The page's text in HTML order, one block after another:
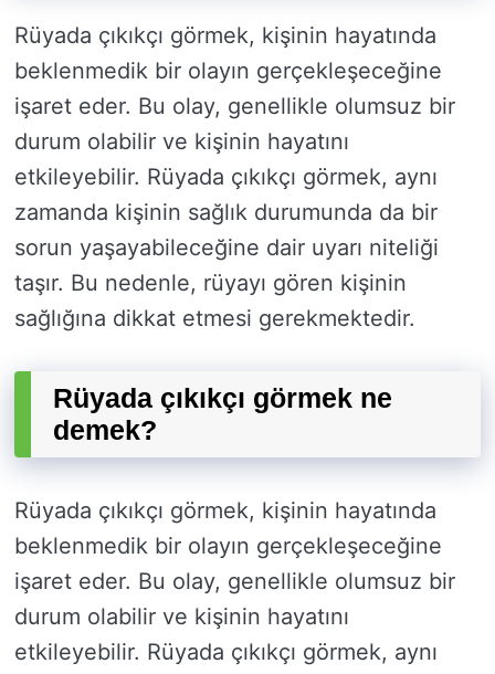
Rüyada çıkıkçı görmek, kişinin hayatında
beklenmedik bir olayın gerçekleşeceğine
işaret eder. Bu olay, genellikle olumsuz bir
durum olabilir ve kişinin hayatını
etkileyebilir. Rüyada çıkıkçı görmek, aynı
zamanda kişinin sağlık durumunda da bir
sorun yaşayabileceğine dair uyarı niteliği
taşır. Bu nedenle, rüyayı gören kişinin
sağlığına dikkat etmesi gerekmektedir.
Rüyada çıkıkçı görmek ne
demek?
Rüyada çıkıkçı görmek, kişinin hayatında
beklenmedik bir olayın gerçekleşeceğine
işaret eder. Bu olay, genellikle olumsuz bir
durum olabilir ve kişinin hayatını
etkileyebilir. Rüyada çıkıkçı görmek, aynı